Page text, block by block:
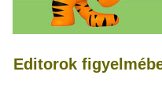
Editorok